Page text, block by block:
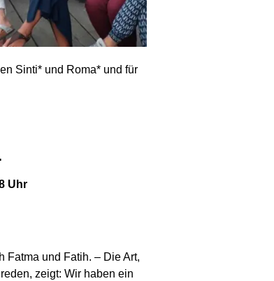
Sinti* und Roma* und für
Uhr
Fatma und Fatih. – Die Art,
zeigt: Wir haben ein